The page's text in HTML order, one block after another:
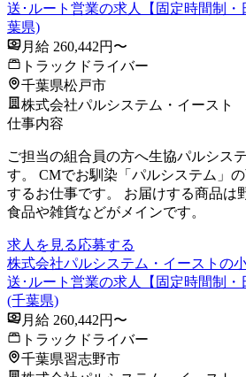
送･ルート営業の求人【固定時間制
葉県)
月給 260,442円〜
トラックドライバー
千葉県松戸市
株式会社パルシステム・イースト
仕事内容
ご担当の組合員の方へ生協パルシス
す。 CMでお馴染「パルシステム」
するお仕事です。 お届けする商品は
食品や雑貨などがメインです。
求人を見る応募する
株式会社パルシステム・イーストの
送･ルート営業の求人【固定時間制
(千葉県)
月給 260,442円〜
トラックドライバー
千葉県習志野市